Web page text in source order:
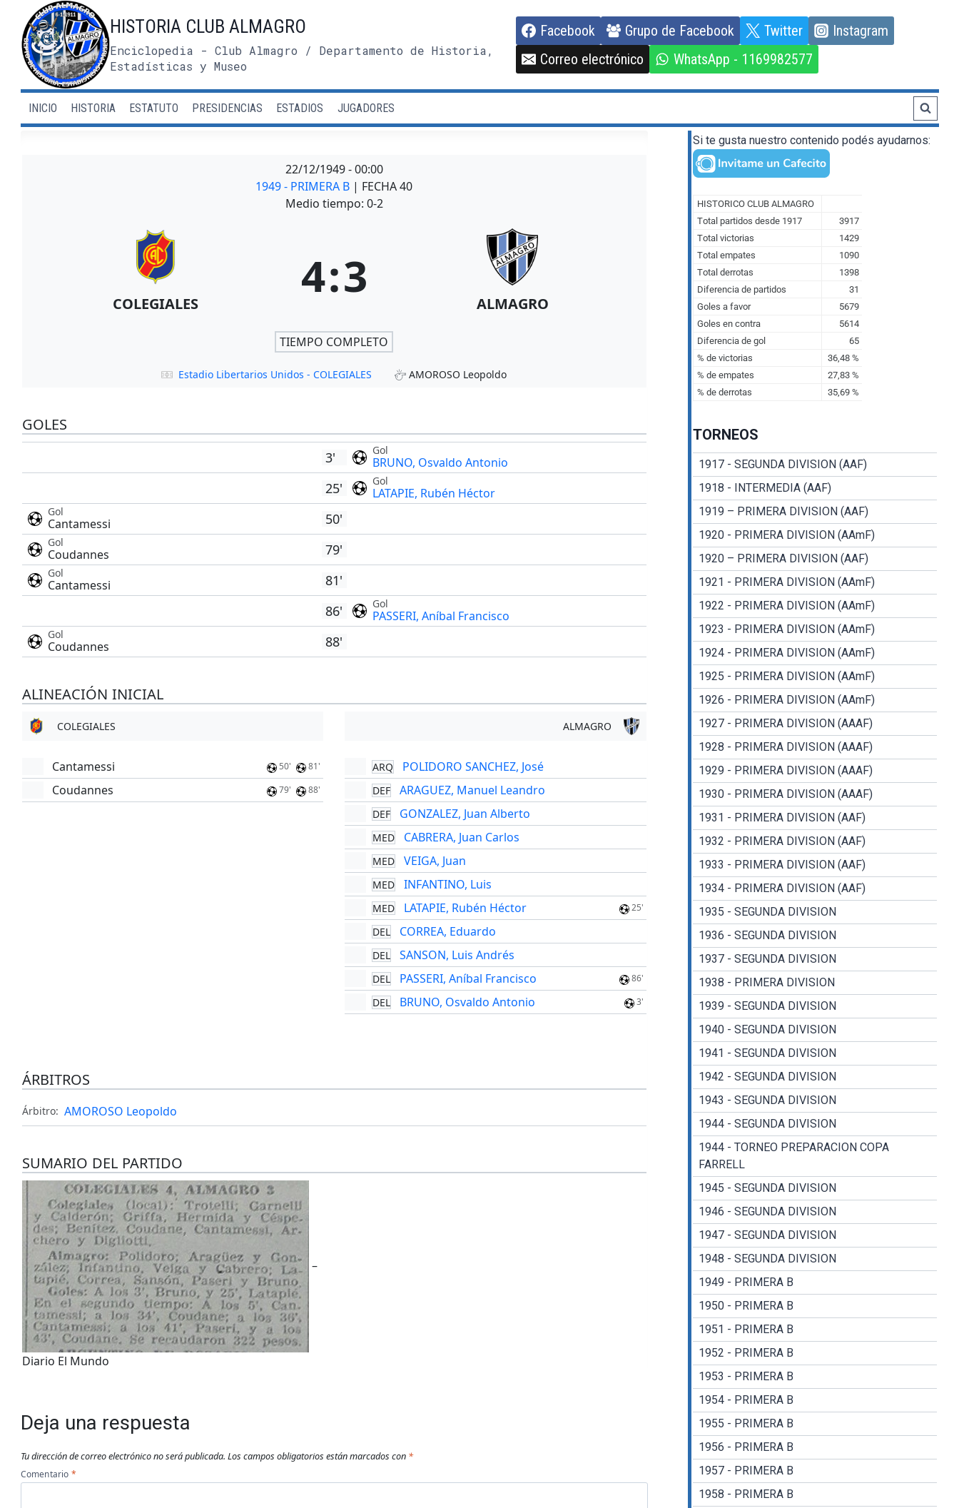
contenido
HISTORIA CLUB ALMAGRO
Enciclopedia - Club Almagro / Departamento de Historia,
Estadísticas y Museo
Facebook Grupo de Facebook Twitter
Instagram
Correo electrónico
WhatsApp - 1169982577
INICIO HISTORIA ESTATUTO PRESIDENCIAS ESTADIOS JUGADORES
22/12/1949-00:00
1949 - PRIMERA B | FECHA 40
Medio tiempo: 0-2
COLEGIALES 4:3 ALMAGRO
TIEMPO COMPLETO
Estadio Libertarios Unidos - COLEGIALES AMOROSO Leopoldo
GOLES
3' Gol
BRUNO, Osvaldo Antonio
25' Gol
LATAPIE, Rubén Héctor
Gol
Cantamessi 50'
Gol
Coudannes 79'
Gol
Cantamessi
81'
86'
Gol
PASSERI, Aníbal Francisco
Gol
Coudannes 88'
ALINEACIÓN INICIAL
COLEGIALES
Cantamessi 50' 81'
Coudannes 79' 88'
ALMAGRO
ARQ POLIDORO SANCHEZ, José
DEF ARAGUEZ, Manuel Leandro
DEF GONZALEZ, Juan Alberto
MED CABRERA, Juan Carlos
MED VEIGA, Juan
MED INFANTINO, Luis
MED LATAPIE, Rubén Héctor 25'
DEL CORREA, Eduardo
DEL SANSON, Luis Andrés
DEL PASSERI, Aníbal Francisco 86'
DEL BRUNO, Osvaldo Antonio 3'
ÁRBITROS
Árbitro: AMOROSO Leopoldo
SUMARIO DEL PARTIDO
–
Diario El Mundo
Deja una respuesta
Tu dirección de correo electrónico no será publicada. Los campos obligatorios están marcados con *
Comentario *
Si te gusta nuestro contenido podés ayudarnos:
TORNEOS
1917 - SEGUNDA DIVISION (AAF)
1918 - INTERMEDIA (AAF)
1919 – PRIMERA DIVISION (AAF)
1920 - PRIMERA DIVISION (AAmF)
1920 – PRIMERA DIVISION (AAF)
1921 - PRIMERA DIVISION (AAmF)
1922 - PRIMERA DIVISION (AAmF)
1923 - PRIMERA DIVISION (AAmF)
1924 - PRIMERA DIVISION (AAmF)
1925 - PRIMERA DIVISION (AAmF)
1926 - PRIMERA DIVISION (AAmF)
1927 - PRIMERA DIVISION (AAAF)
1928 - PRIMERA DIVISION (AAAF)
1929 - PRIMERA DIVISION (AAAF)
1930 - PRIMERA DIVISION (AAAF)
1931 - PRIMERA DIVISION (AAF)
1932 - PRIMERA DIVISION (AAF)
1933 - PRIMERA DIVISION (AAF)
1934 - PRIMERA DIVISION (AAF)
1935 - SEGUNDA DIVISION
1936 - SEGUNDA DIVISION
1937 - SEGUNDA DIVISION
1938 - PRIMERA DIVISION
1939 - SEGUNDA DIVISION
1940 - SEGUNDA DIVISION
1941 - SEGUNDA DIVISION
1942 - SEGUNDA DIVISION
1943 - SEGUNDA DIVISION
1944 - SEGUNDA DIVISION
1944 - TORNEO PREPARACION COPA
FARRELL
1945 - SEGUNDA DIVISION
1946 - SEGUNDA DIVISION
1947 - SEGUNDA DIVISION
1948 - SEGUNDA DIVISION
1949 - PRIMERA B
1950 - PRIMERA B
1951 - PRIMERA B
1952 - PRIMERA B
1953 - PRIMERA B
1954 - PRIMERA B
1955 - PRIMERA B
1956 - PRIMERA B
1957 - PRIMERA B
1958 - PRIMERA B